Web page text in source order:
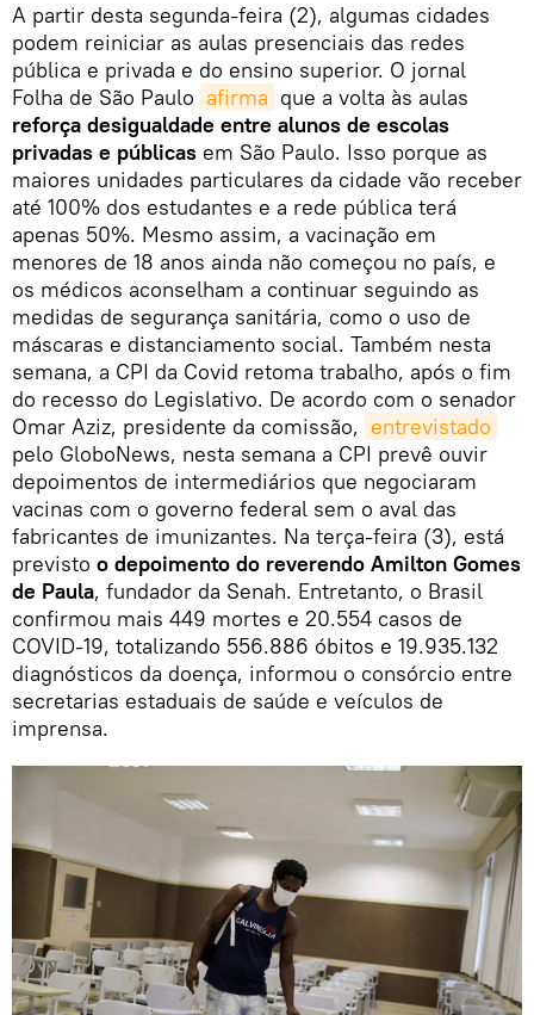
A partir desta segunda-feira (2), algumas cidades
podem reiniciar as aulas presenciais das redes
pública e privada e do ensino superior. O jornal
Folha de São Paulo afirma que a volta às aulas
reforça desigualdade entre alunos de escolas
privadas e públicas em São Paulo. Isso porque as
maiores unidades particulares da cidade vão receber
até 100% dos estudantes e a rede pública terá
apenas 50%. Mesmo assim, a vacinação em
menores de 18 anos ainda não começou no país, e
os médicos aconselham a continuar seguindo as
medidas de segurança sanitária, como o uso de
máscaras e distanciamento social. Também nesta
semana, a CPI da Covid retoma trabalho, após o fim
do recesso do Legislativo. De acordo com o senador
Omar Aziz, presidente da comissão, entrevistado
pelo GloboNews, nesta semana a CPI prevê ouvir
depoimentos de intermediários que negociaram
vacinas com o governo federal sem o aval das
fabricantes de imunizantes. Na terça-feira (3), está
previsto o depoimento do reverendo Amilton Gomes
de Paula, fundador da Senah. Entretanto, o Brasil
confirmou mais 449 mortes e 20.554 casos de
COVID-19, totalizando 556.886 óbitos e 19.935.132
diagnósticos da doença, informou o consórcio entre
secretarias estaduais de saúde e veículos de
imprensa.